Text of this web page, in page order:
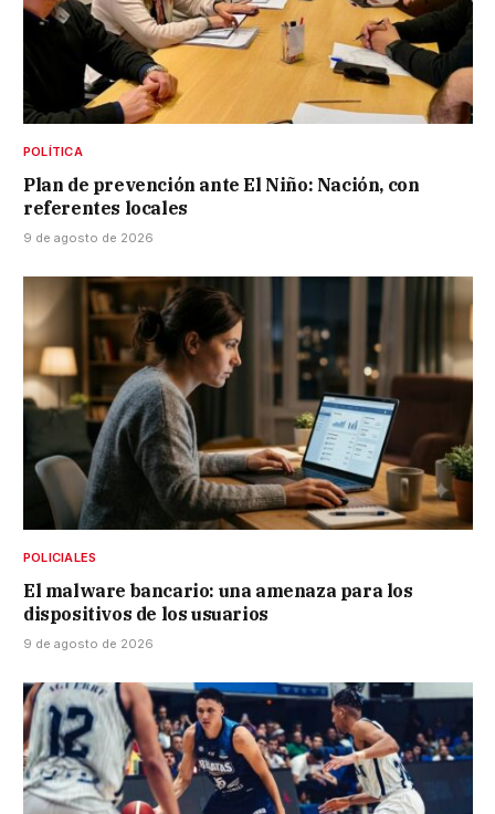
POLÍTICA
Plan de prevención ante El Niño: Nación, con
referentes locales
9 de agosto de 2026
POLICIALES
El malware bancario: una amenaza para los
dispositivos de los usuarios
9 de agosto de 2026